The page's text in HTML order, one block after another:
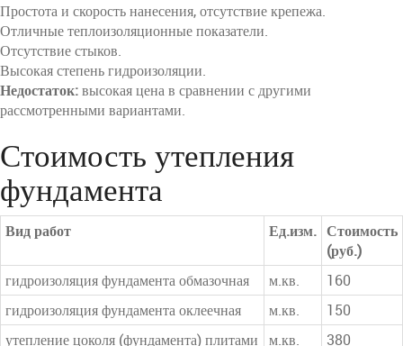
Простота и скорость нанесения, отсутствие крепежа.
Отличные теплоизоляционные показатели.
Отсутствие стыков.
Высокая степень гидроизоляции.
Недостаток:высокая цена в сравнении с другими
рассмотренными вариантами.
Стоимость утепления
фундамента
Вид работ Ед.изм. Стоимость
(руб.)
гидроизоляция фундамента обмазочная
м.кв.
160
гидроизоляция фундамента оклеечная
м.кв.
150
утепление цоколя (фундамента) плитами м.кв. 380